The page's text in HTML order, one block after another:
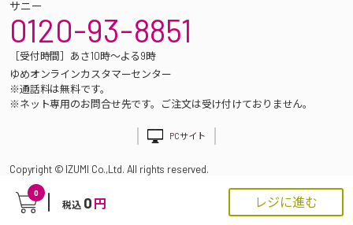
0
税込 0 円 レジに進む
サニー
0120-93-8851
［受付時間］あさ10時～よる9時
ゆめオンラインカスタマーセンター
※通話料は無料です。
※ネット専用のお問合せ先です。ご注文は受け付けておりません。
PCサイト
Copyright © IZUMI Co.,Ltd. All rights reserved.